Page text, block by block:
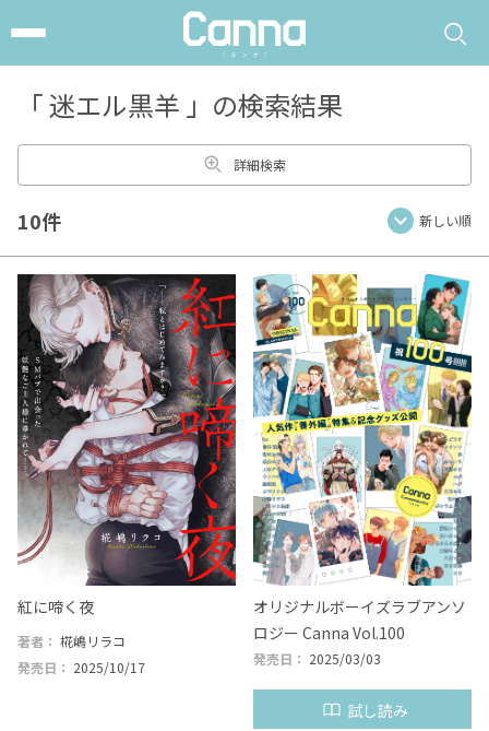
「迷エル黒羊 」の検索結果
詳細検索
10件 新しい順
紅に啼く夜
著者： 椛嶋リラコ
発売日： 2025/10/17
オリジナルボーイズラブアンソ
ロジー Canna Vol.100
発売日： 2025/03/03
試し読み